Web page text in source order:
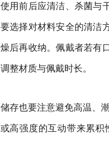
使用前后应清洁、杀菌与
要选择对材料安全的清洁
燥后再收纳。佩戴者若有
调整材质与佩戴时长。
储存也要注意避免高温、
或高强度的互动带来累